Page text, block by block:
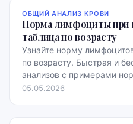
ОБЩИЙ АНАЛИЗ КРОВИ
Норма лимфоциты при
таблица по возрасту
Узнайте норму
по возрасту. Быстрая и
анализов с примерами
05.05.2026